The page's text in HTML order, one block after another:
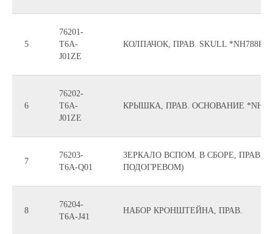
5
76201-
T6A-
J01ZE
КОЛПАЧОК, ПРАВ. SKULL *NH788P*
6
76202-
T6A-
J01ZE
КРЫШКА, ПРАВ. ОСНОВАНИЕ
7
76203-
T6A-Q01
ЗЕРКАЛО ВСПОМ. В СБОРЕ, ПРАВ.
ПОДОГРЕВОМ)
8
76204-
T6A-J41
НАБОР КРОНШТЕЙНА, ПРАВ.